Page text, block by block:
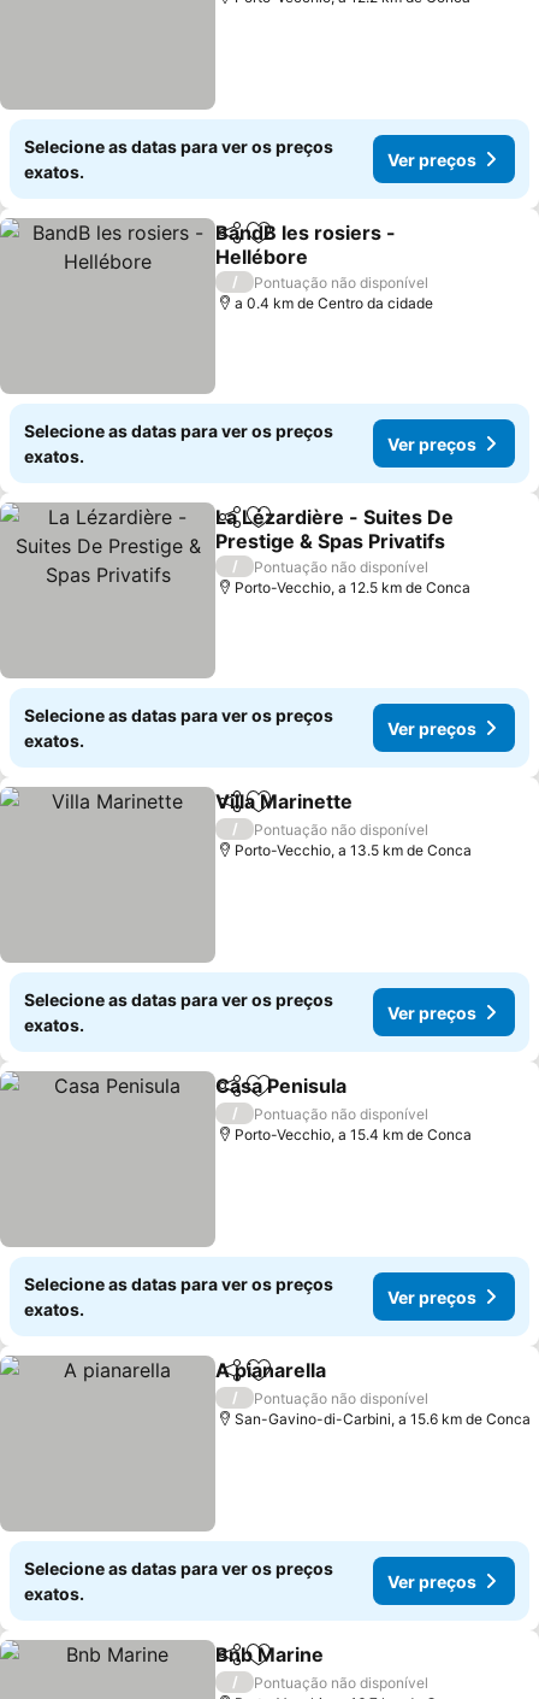
Selecione as datas para ver os preços
exatos.
Ver preços
PartilharAdicionar aos favoritos
BandB les rosiers -
Hellébore
/
Pontuação não disponível
a 0.4 km de Centro da cidade
Selecione as datas para ver os preços
exatos.
Ver preços
PartilharAdicionar aos favoritos
La Lézardière - Suites De
Prestige & Spas Privatifs
/
Pontuação não disponível
Porto-Vecchio, a 12.5 km de Conca
Selecione as datas para ver os preços
exatos.
Ver preços
PartilharAdicionar aos favoritos
Villa Marinette
/
Pontuação não disponível
Porto-Vecchio, a 13.5 km de Conca
Selecione as datas para ver os preços
exatos.
Ver preços
PartilharAdicionar aos favoritos
Casa Penisula
/
Pontuação não disponível
Porto-Vecchio, a 15.4 km de Conca
Selecione as datas para ver os preços
exatos.
Ver preços
PartilharAdicionar aos favoritos
A pianarella
/
Pontuação não disponível
San-Gavino-di-Carbini, a 15.6 km de Conca
Selecione as datas para ver os preços
exatos.
Ver preços
PartilharAdicionar aos favoritos
Bnb Marine
/
Pontuação não disponível